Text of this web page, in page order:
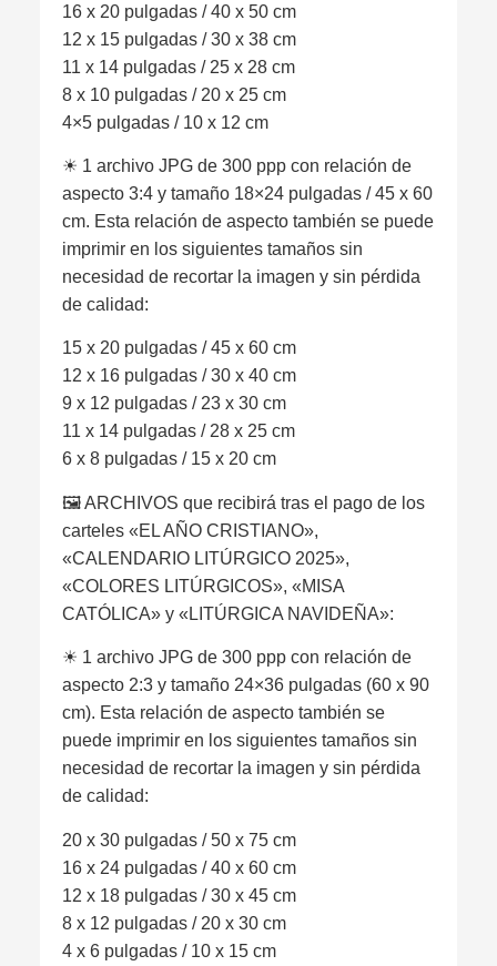
16 x 20 pulgadas / 40 x 50 cm
12 x 15 pulgadas / 30 x 38 cm
11 x 14 pulgadas / 25 x 28 cm
8 x 10 pulgadas / 20 x 25 cm
4×5 pulgadas / 10 x 12 cm
☀︎ 1 archivo JPG de 300 ppp con relación de
aspecto 3:4 y tamaño 18×24 pulgadas / 45 x 60
cm. Esta relación de aspecto también se puede
imprimir en los siguientes tamaños sin
necesidad de recortar la imagen y sin pérdida
de calidad:
15 x 20 pulgadas / 45 x 60 cm
12 x 16 pulgadas / 30 x 40 cm
9 x 12 pulgadas / 23 x 30 cm
11 x 14 pulgadas / 28 x 25 cm
6 x 8 pulgadas / 15 x 20 cm
🖼 ARCHIVOS que recibirá tras el pago de los
carteles «EL AÑO CRISTIANO»,
«CALENDARIO LITÚRGICO 2025»,
«COLORES LITÚRGICOS», «MISA
CATÓLICA» y «LITÚRGICA NAVIDEÑA»:
☀︎ 1 archivo JPG de 300 ppp con relación de
aspecto 2:3 y tamaño 24×36 pulgadas (60 x 90
cm). Esta relación de aspecto también se
puede imprimir en los siguientes tamaños sin
necesidad de recortar la imagen y sin pérdida
de calidad:
20 x 30 pulgadas / 50 x 75 cm
16 x 24 pulgadas / 40 x 60 cm
12 x 18 pulgadas / 30 x 45 cm
8 x 12 pulgadas / 20 x 30 cm
4 x 6 pulgadas / 10 x 15 cm